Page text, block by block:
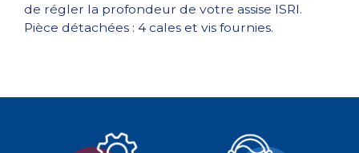
de régler la profondeur de votre assise ISRI.
Pièce détachées : 4 cales et vis fournies.